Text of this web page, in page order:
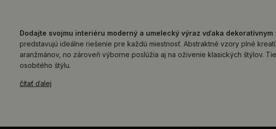
Dodajte svojmu interiéru moderný a umelecký výraz vďaka
predstavujú ideálne riešenie pre každú miestnosť. Abstraktné vzory plné
aranžmánov, no zároveň výborne poslúžia aj na oživenie klasických štýlov.
osobitého štýlu.
čítať ďalej